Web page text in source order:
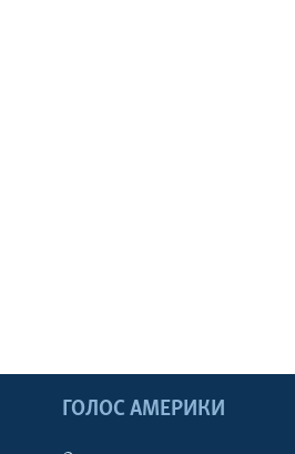
ГОЛОС АМЕРИКИ